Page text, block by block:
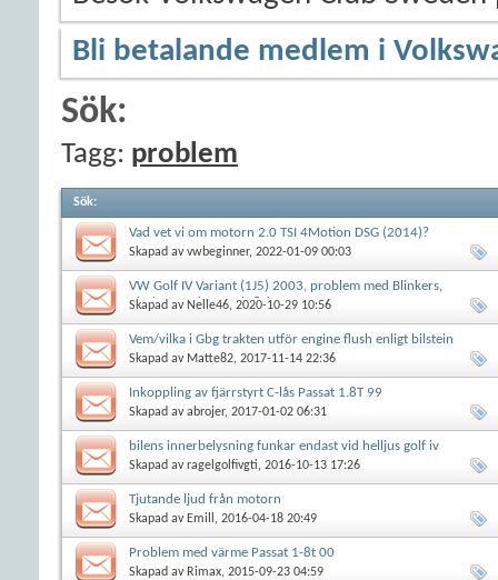
Bli betalande medlem i
Sök:
Tagg: problem
Sök:
Vad vet vi om motorn 2.0 TSI 4Motion DSG (2014)?
Skapad avvwbeginner, 2022-01-09 00:03
VW Golf IV Variant (1J5) 2003, problem med Blinkers,
Vindrutetorkare och fläkt
Skapad av Nelle46, 2020-10-29 10:56
Vem/vilka i Gbg trakten utför engine flush enligt bilstein
Skapad av Matte82, 2017-11-14 22:36
Inkoppling av fjärrstyrt C-lås Passat 1.8T 99
Skapad avabrojer, 2017-01-02 06:31
bilens innerbelysning funkar endast vid helljus golf iv
Skapad avragelgolfivgti, 2016-10-13 17:26
Tjutande ljud från motorn
Skapad av Emill , 2016-04-18 20:49
Problem med värme Passat 1-8t 00
Skapad av Rimax, 2015-09-23 04:59